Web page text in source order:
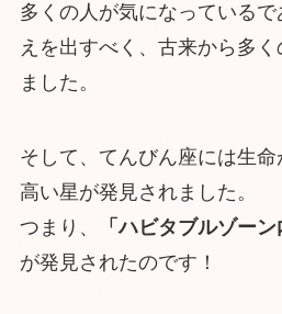
多くの人が気になっている
えを出すべく、古来から多
ました。
そして、てんびん座には生
高い星が発見されました。
つまり、
「ハビタブルゾー
が発見されたのです！